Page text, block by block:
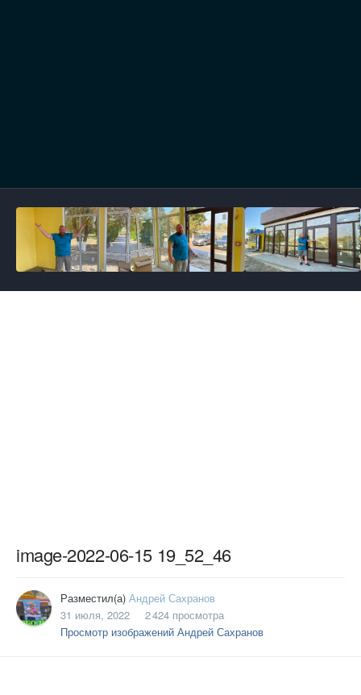
image-2022-06-15 19_52_46
Разместил(а) Андрей Сахранов
31 июля, 2022
2 424 просмотра
Просмотр изображений Андрей Сахранов